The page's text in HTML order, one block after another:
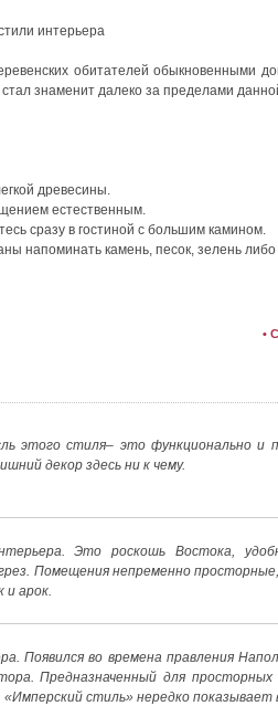
обитателей обыкновенными
знаменит далеко за пределами
древесины.
естественным.
сразу в гостиной с большим камином.
напоминать камень, песок, зелень либо
•
этого стиля– это функционально и
декор здесь ни к чему.
Это роскошь Востока,
Помещения непременно
и арок.
Появился во времена правления
Предназначенный для
стиль» нередко показывает